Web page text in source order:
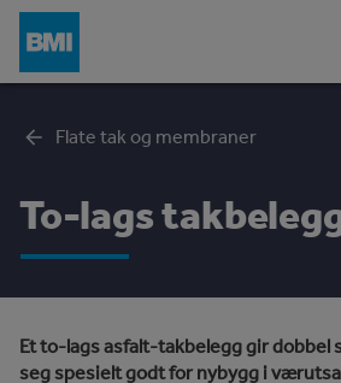
Flate tak og membraner
To-lags
Et to-lags asfalt-takbelegg gir dobbel
seg spesielt godt for nybygg i